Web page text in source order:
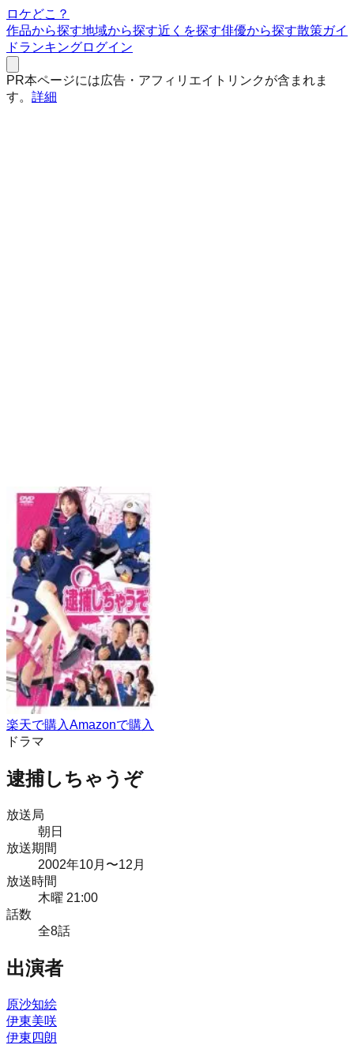
ロケどこ？
作品から探す地域から探す近くを探す俳優から探す散策ガイ
ドランキングログイン
PR本ページには広告・アフィリエイトリンクが含まれま
す。 詳細
楽天で購入Amazonで購入
ドラマ
逮捕しちゃうぞ
放送局
朝日
放送期間
2002年10月 〜12月
放送時間
木曜 21:00
話数
全8話
出演者
原沙知絵
伊東美咲
伊東四朗